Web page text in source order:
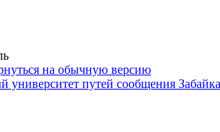
на обычную версию